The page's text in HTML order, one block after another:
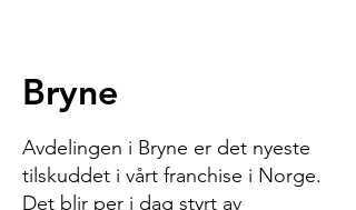
Bryne
Avdelingen i Bryne er det nyeste
tilskuddet i vårt franchise i Norge.
Det blir per i dag styrt av